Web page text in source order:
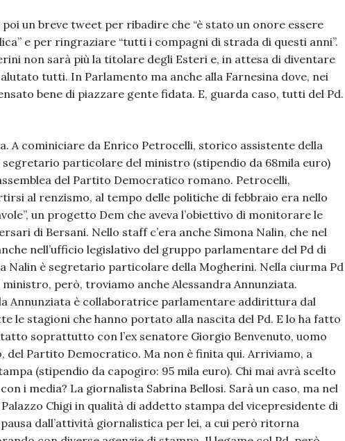
un breve tweet per ribadire che “è stato un onore essere
e per ringraziare “tutti i compagni di strada di questi anni”.
non sarà più la titolare degli Esteri e, in attesa di diventare
tutti. In Parlamento ma anche alla Farnesina dove, nei
bene di piazzare gente fidata. E, guarda caso, tutti del Pd.
A cominiciare da Enrico Petrocelli, storico assistente della
particolare del ministro (stipendio da 68mila euro)
del Partito Democratico romano. Petrocelli,
al renzismo, al tempo delle politiche di febbraio era nello
un progetto Dem che aveva l’obiettivo di monitorare le
di Bersani. Nello staff c’era anche Simona Nalin, che nel
nell’ufficio legislativo del gruppo parlamentare del Pd di
Nalin è segretario particolare della Mogherini. Nella ciurma Pd
però, troviamo anche Alessandra Annunziata.
Annunziata è collaboratrice parlamentare addirittura dal
le stagioni che hanno portato alla nascita del Pd. E lo ha fatto
soprattutto con l’ex senatore Giorgio Benvenuto, uomo
del Partito Democratico. Ma non è finita qui. Arriviamo, a
(stipendio da capogiro: 95 mila euro). Chi mai avrà scelto
i media? La giornalista Sabrina Bellosi. Sarà un caso, ma nel
Chigi in qualità di addetto stampa del vicepresidente di
dall’attività giornalistica per lei, a cui però ritorna